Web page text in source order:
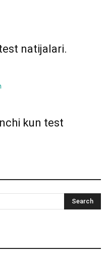
natijalari.
kun test